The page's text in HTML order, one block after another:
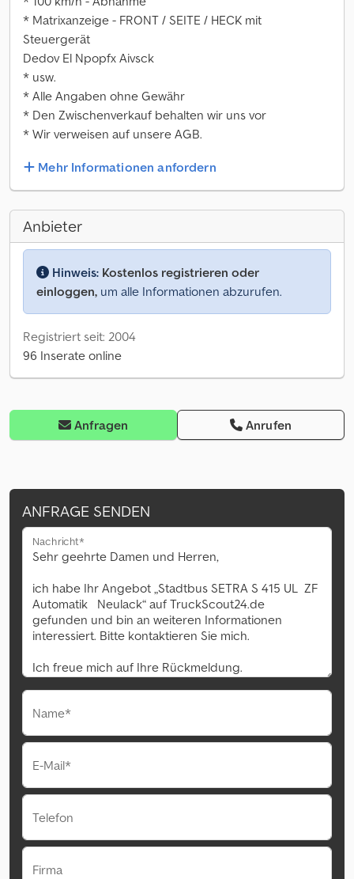
* Matrixanzeige - FRONT / SEITE / HECK mit
Steuergerät
Dedov El Npopfx Aivsck
* usw.
* Alle Angaben ohne Gewähr
* Den Zwischenverkauf behalten wir uns vor
* Wir verweisen auf unsere AGB.
Mehr Informationen anfordern
Anbieter
Hinweis: Kostenlos registrieren oder
einloggen, um alle Informationen abzurufen.
Registriert seit: 2004
96 Inserate online
Anfragen Anrufen
ANFRAGE SENDEN
Nachricht*
Name*
E-Mail*
Telefon
Firma